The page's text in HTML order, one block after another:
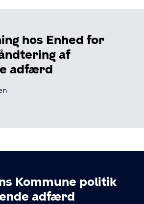
hos Enhed for
af
adfærd
Kommune politik
adfærd